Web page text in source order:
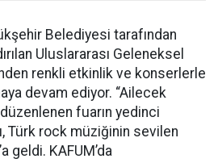
Belediyesi tarafından
Uluslararası Geleneksel
renkli etkinlik ve konserlerle
devam ediyor. “Ailecek
düzenlenen fuarın yedinci
Türk rock müziğinin sevilen
geldi. KAFUM’da